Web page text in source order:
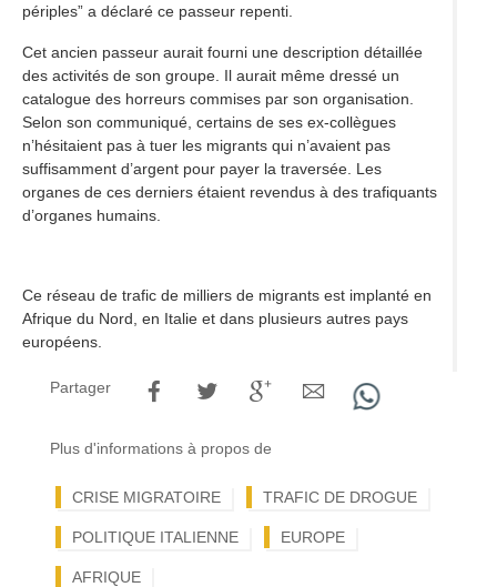
périples” a déclaré ce passeur repenti.
Cet ancien passeur aurait fourni une description détaillée
des activités de son groupe. Il aurait même dressé un
catalogue des horreurs commises par son organisation.
Selon son communiqué, certains de ses ex-collègues
n’hésitaient pas à tuer les migrants qui n’avaient pas
suffisamment d’argent pour payer la traversée. Les
organes de ces derniers étaient revendus à des trafiquants
d’organes humains.
Ce réseau de trafic de milliers de migrants est implanté en
Afrique du Nord, en Italie et dans plusieurs autres pays
européens.
Partager
Plus d'informations à propos de
CRISE MIGRATOIRE TRAFIC DE DROGUE
POLITIQUE ITALIENNE EUROPE
AFRIQUE